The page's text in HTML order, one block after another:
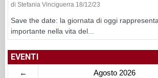
di Stefania Vinciguerra 18/12/23
Save the date: la giornata di oggi
importante nella vita del...
EVENTI
← Agosto 2026